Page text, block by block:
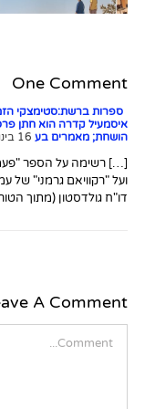
One Comment
הושחת; מאמרים בע
[…] רשימה על הספר
ועל "רקוויאם גרמני" של
דו"ח גולדסטון (מתוך
A Comment